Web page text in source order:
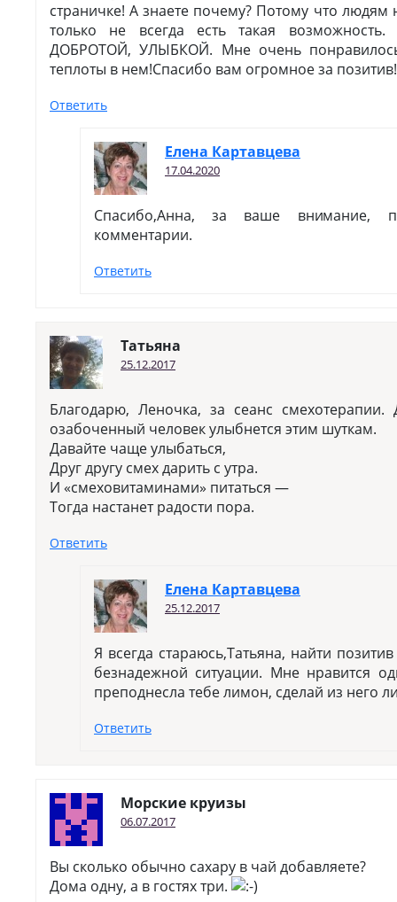
страничке! А знаете почему? Потому что людям
только не всегда есть такая
ДОБРОТОЙ, УЛЫБКОЙ. Мне очень
теплоты в нем!Спасибо вам огромное за
Ответить
Елена Картавцева
17.04.2020
Спасибо,Анна, за ваше внимание,
комментарии.
Ответить
Татьяна
25.12.2017
Благодарю, Леночка, за сеанс
озабоченный человек улыбнется этим шуткам.
Давайте чаще улыбаться,
Друг другу смех дарить с утра.
И «смеховитаминами» питаться —
Тогда настанет радости пора.
Ответить
Елена Картавцева
25.12.2017
Я всегда стараюсь,Татьяна, найти
безнадежной ситуации. Мне нравится
преподнесла тебе лимон, сделай из него
Ответить
Морские круизы
06.07.2017
Вы сколько обычно сахару в чай добавляете?
Дома одну, а в гостях три.